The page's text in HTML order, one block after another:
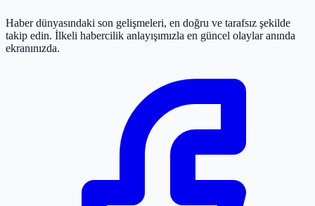
Haber dünyasındaki son gelişmeleri, en doğru ve tarafsız şekilde
takip edin. İlkeli habercilik anlayışımızla en güncel olaylar anında
ekranınızda.